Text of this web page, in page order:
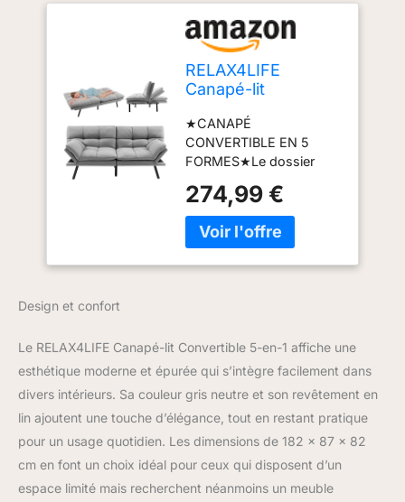
RELAX4LIFE
Canapé-lit
avec Dossier
Réglables à 3
Niveaux |
Accoudoirs
Réglables à 4
Niveaux| Pieds en
Métal, Canapé-Lit
★CANAPÉ
CONVERTIBLE EN 5
FORMES★Le dossier
réglage sur 3 niveaux
(105°, 145°, 180°) et les
accoudoirs peuvent être
lounge, un canapé à
dossier divisé, un lit et un
canapé paresseux au
accoudoirs peuvent
servir d’oreillers pour
soutenir votre cou
pendant votre sieste.
274,99 €
Design et confort
Le RELAX4LIFE Canapé-lit Convertible 5-en-1 affiche une
esthétique moderne et épurée qui s’intègre facilement dans
divers intérieurs. Sa couleur gris neutre et son revêtement en
lin ajoutent une touche d’élégance, tout en restant pratique
pour un usage quotidien. Les dimensions de 182 x 87 x 82
cm en font un choix idéal pour ceux qui disposent d’un
espace limité mais recherchent néanmoins un meuble